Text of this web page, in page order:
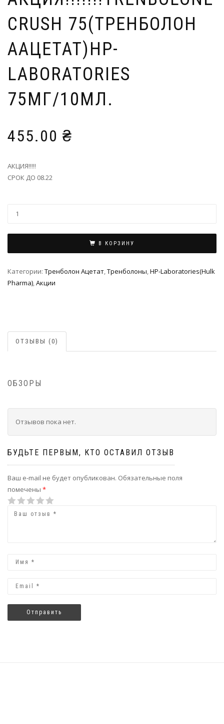
CRUSH 75(ТРЕНБОЛОН
ААЦЕТАТ)HP-
LABORATORIES
75МГ/10МЛ.
455.00 ₴
АКЦИЯ!!!!!
СРОК ДО 08.22
В КОРЗИНУ
Категории: Тренболон Ацетат,Тренболоны,HP-Laboratories(Hulk
Pharma),Акции
ОТЗЫВЫ (0)
ОБЗОРЫ
Отзывов пока нет.
БУДЬТЕ ПЕРВЫМ, КТО ОСТАВИЛ ОТЗЫВ
Ваш e-mail не будет опубликован. Обязательные поля
помечены *
1
2
3
4
5